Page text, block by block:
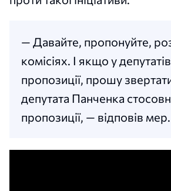
— Давайте, пропонуйте,
комісіях. І якщо у депутатів
пропозиції, прошу
депутата Панченка
пропозиції, — відповів мер.